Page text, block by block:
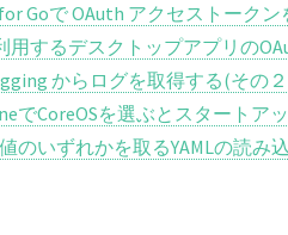
Goで OAuth アクセストーク
用するデスクトップアプリの
からログを取得する(その
でCoreOSを選ぶとスタートア
のいずれかを取るYAMLの読み